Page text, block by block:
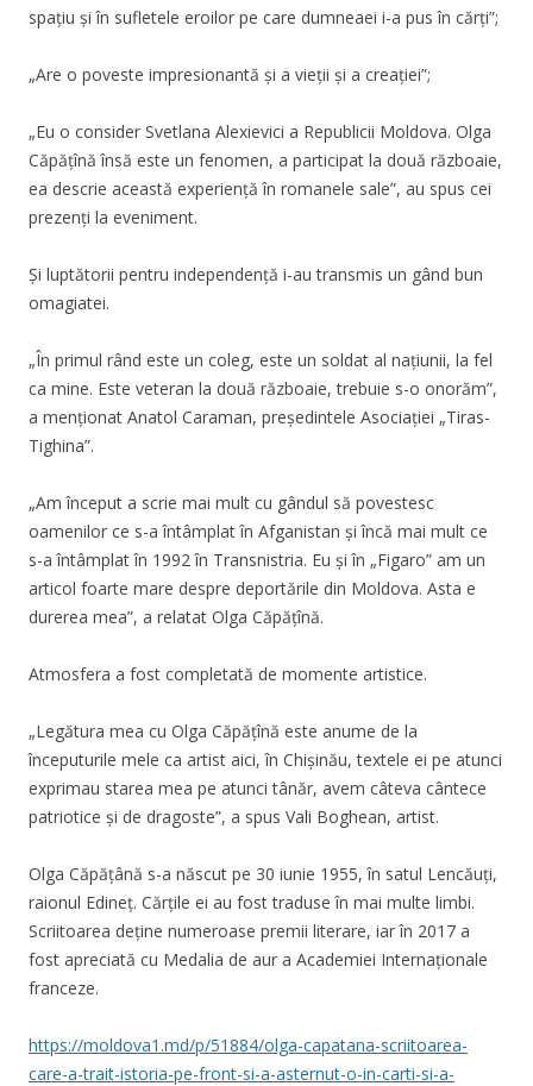
spațiu și în sufletele eroilor pe care dumneaei i-a pus în cărți”;
„Are o poveste impresionantă și a vieții și a creației”;
„Eu o consider Svetlana Alexievici a Republicii Moldova. Olga
Căpățînă însă este un fenomen, a participat la două războaie,
ea descrie această experiență în romanele sale”, au spus cei
prezenți la eveniment.
Și luptătorii pentru independență i-au transmis un gând bun
omagiatei.
„În primul rând este un coleg, este un soldat al națiunii, la fel
ca mine. Este veteran la două războaie, trebuie s-o onorăm”,
a menționat Anatol Caraman, președintele Asociației „Tiras-
Tighina”.
„Am început a scrie mai mult cu gândul să povestesc
oamenilor ce s-a întâmplat în Afganistan și încă mai mult ce
s-a întâmplat în 1992 în Transnistria. Eu și în „Figaro” am un
articol foarte mare despre deportările din Moldova. Asta e
durerea mea”, a relatat Olga Căpățînă.
Atmosfera a fost completată de momente artistice.
„Legătura mea cu Olga Căpățînă este anume de la
începuturile mele ca artist aici, în Chișinău, textele ei pe atunci
exprimau starea mea pe atunci tânăr, avem câteva cântece
patriotice și de dragoste”, a spus Vali Boghean, artist.
Olga Căpățână s-a născut pe 30 iunie 1955, în satul Lencăuți,
raionul Edineț. Cărțile ei au fost traduse în mai multe limbi.
Scriitoarea deține numeroase premii literare, iar în 2017 a
fost apreciată cu Medalia de aur a Academiei Internaționale
franceze.
https://moldova1.md/p/51884/olga-capatana-scriitoarea-
care-a-trait-istoria-pe-front-si-a-asternut-o-in-carti-si-a-